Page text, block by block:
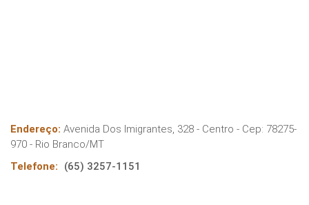
Endereço: Avenida Dos Imigrantes, 328 - Centro - Cep: 78275-
970 - Rio Branco/MT
Telefone:
(65) 3257-1151